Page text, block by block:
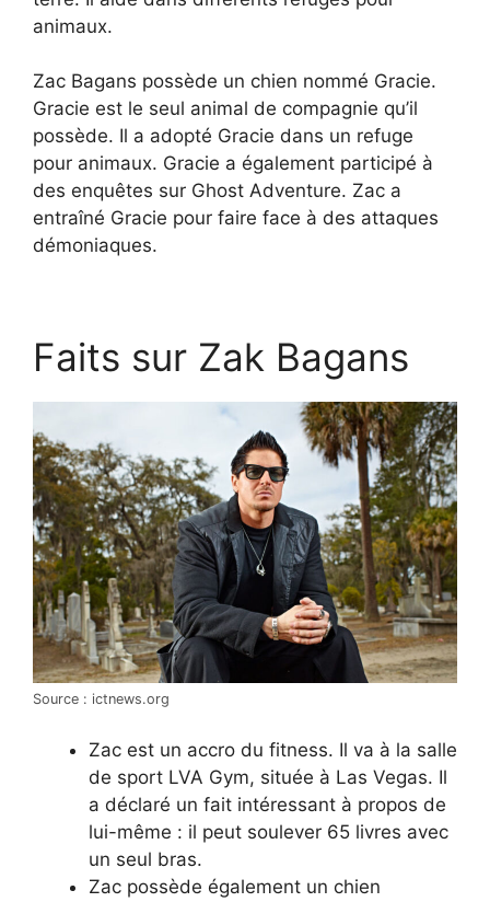
animaux.
Zac Bagans possède un chien nommé Gracie.
Gracie est le seul animal de compagnie qu’il
possède. Il a adopté Gracie dans un refuge
pour animaux. Gracie a également participé à
des enquêtes sur Ghost Adventure. Zac a
entraîné Gracie pour faire face à des attaques
démoniaques.
Faits sur Zak Bagans
Source : ictnews.org
Zac est un accro du fitness. Il va à la salle
de sport LVA Gym, située à Las Vegas. Il
a déclaré un fait intéressant à propos de
lui-même : il peut soulever 65 livres avec
un seul bras.
Zac possède également un chien